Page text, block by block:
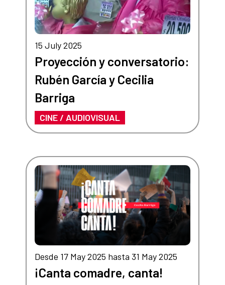
15 July 2025
Proyección y conversatorio:
Rubén García y Cecilia
Barriga
CINE / AUDIOVISUAL
Desde 17 May 2025 hasta 31 May 2025
¡Canta comadre, canta!